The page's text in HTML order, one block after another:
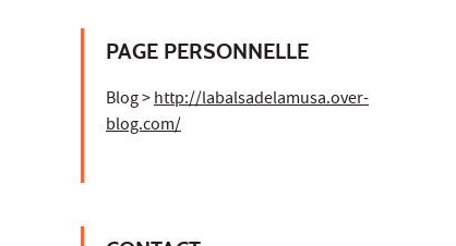
PAGE PERSONNELLE
Blog >http://labalsadelamusa.over-
blog.com/